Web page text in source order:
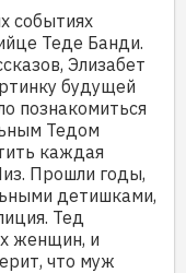
событиях
Теде Банди.
Элизабет
будущей
познакомиться
Тедом
каждая
Прошли годы,
детишками,
Тед
женщин, и
что муж